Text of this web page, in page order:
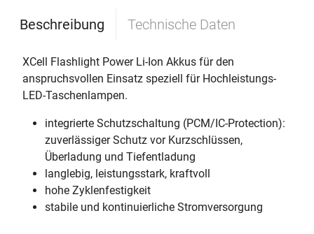
Beschreibung Technische Daten
XCell Flashlight Power Li-Ion Akkus für den
anspruchsvollen Einsatz speziell für Hochleistungs-
LED-Taschenlampen.
integrierte Schutzschaltung (PCM/IC-Protection):
zuverlässiger Schutz vor Kurzschlüssen,
Überladung und Tiefentladung
langlebig, leistungsstark, kraftvoll
hohe Zyklenfestigkeit
stabile und kontinuierliche Stromversorgung